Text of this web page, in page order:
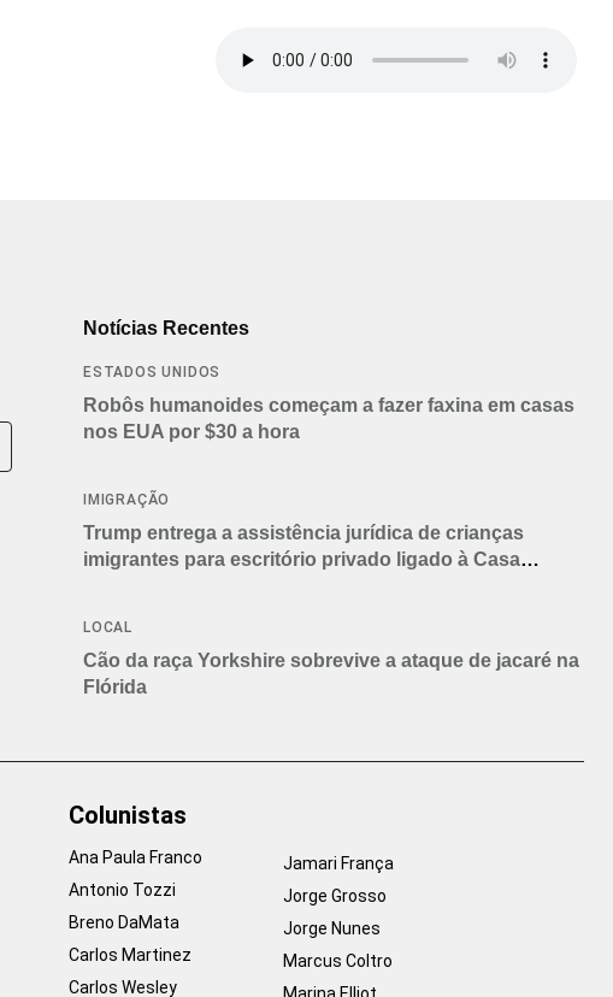
Notícias Recentes
ESTADOS UNIDOS
Robôs humanoides começam a fazer faxina em casas
nos EUA por $30 a hora
IMIGRAÇÃO
Trump entrega a assistência jurídica de crianças
imigrantes para escritório privado ligado à Casa
LOCAL
Cão da raça Yorkshire sobrevive a ataque de jacaré na
Flórida
Colunistas
Ana Paula Franco
Antonio Tozzi
Breno DaMata
Carlos Martinez
Carlos Wesley
Jamari França
Jorge Grosso
Jorge Nunes
Marcus Coltro